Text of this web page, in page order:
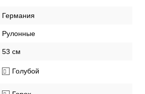
Германия
Рулонные
53 см
Голубой